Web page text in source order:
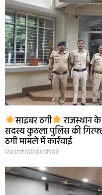
साइबर ठगी राजस्थान के
सदस्य कुठला पुलिस की
ठगी मामले में कार्रवाई
RashtraRakshak